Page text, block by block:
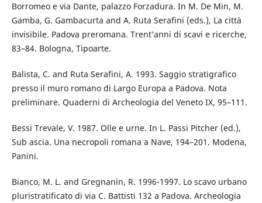
Borromeo e via Dante, palazzo Forzadura. In M. De Min, M.
Gamba, G. Gambacurta and A. Ruta Serafini (eds.), La città
invisibile. Padova preromana. Trent’anni di scavi e ricerche,
83–84. Bologna, Tipoarte.
Balista, C. and Ruta Serafini, A. 1993. Saggio stratigrafico
presso il muro romano di Largo Europa a Padova. Nota
preliminare. Quaderni di Archeologia del Veneto IX, 95–111.
Bessi Trevale, V. 1987. Olle e urne. In L. Passi Pitcher (ed.),
Sub ascia. Una necropoli romana a Nave, 194–201. Modena,
Panini.
Bianco, M. L. and Gregnanin, R. 1996-1997. Lo scavo urbano
pluristratificato di via C. Battisti 132 a Padova. Archeologia